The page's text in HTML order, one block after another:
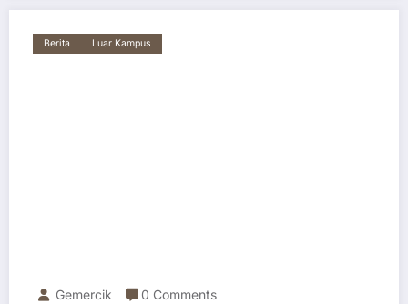
Berita Luar Kampus
Gemercik 0 Comments